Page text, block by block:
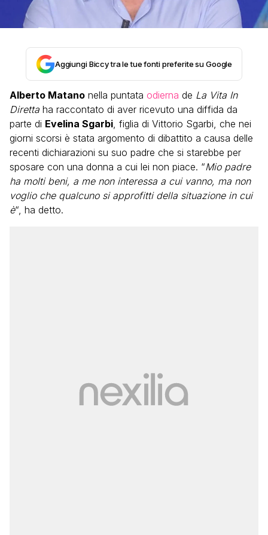
Aggiungi Biccy tra le tue fonti preferite su Google
Alberto Matano nella puntata odierna de La Vita In
Diretta ha raccontato di aver ricevuto una diffida da
parte di Evelina Sgarbi, figlia di Vittorio Sgarbi, che nei
giorni scorsi è stata argomento di dibattito a causa delle
recenti dichiarazioni su suo padre che si starebbe per
sposare con una donna a cui lei non piace. “Mio padre
ha molti beni, a me non interessa a cui vanno, ma non
voglio che qualcuno si approfitti della situazione in cui
è“, ha detto.